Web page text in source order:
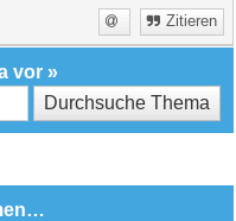
Zitieren
vor »